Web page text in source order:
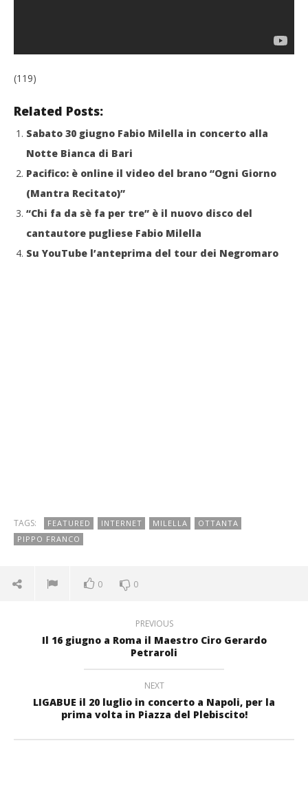
(119)
Related Posts:
Sabato 30 giugno Fabio Milella in concerto alla
Notte Bianca di Bari
Pacifico: è online il video del brano “Ogni Giorno
(Mantra Recitato)”
“Chi fa da sè fa per tre” è il nuovo disco del
cantautore pugliese Fabio Milella
Su YouTube l’anteprima del tour dei Negromaro
TAGS: FEATURED INTERNET MILELLA
OTTANTA
PIPPO FRANCO
0 0
PREVIOUS
Il 16 giugno a Roma il Maestro Ciro Gerardo
Petraroli
NEXT
LIGABUE il 20 luglio in concerto a Napoli, per la
prima volta in Piazza del Plebiscito!